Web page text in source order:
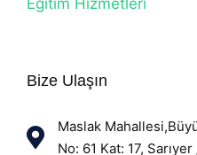
Eğitim Hizmetleri
Bize Ulaşın
Maslak
No: 61 Kat: 17,